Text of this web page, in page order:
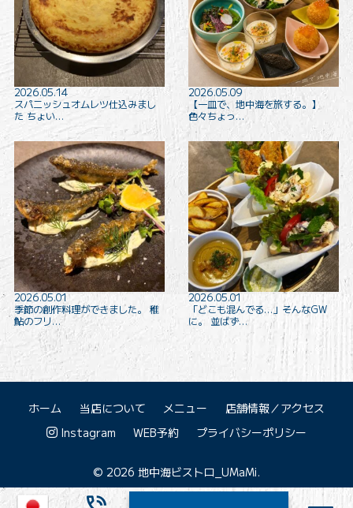
2026.05.14
スパニッシュオムレツ仕込みまし
た ちょい…
2026.05.09
【一皿で、地中海を旅する。】
色々ちょっ…
2026.05.01
季節の創作料理ができました。 稚
鮎のフリ…
2026.05.01
「どこも混んでる…」そんなGW
に。 並ばず…
ホーム 当店について メニュー
店舗情報／アクセス
Instagram
WEB予約 プライバシーポリシー
© 2026 地中海ビストロ_UMaMi.